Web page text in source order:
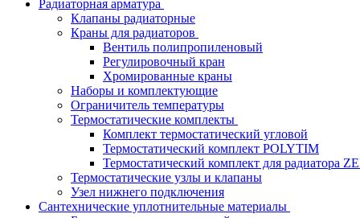
Радиаторная арматура
Клапаны радиаторные
Краны для радиаторов
Вентиль полипропиленовый
Регулировочный кран
Хромированные краны
Наборы и комплектующие
Ограничитель температуры
Термостатические комплекты
Комплект термостатический угловой
Термостатический комплект POLYTIM
Термостатический комплект для радиатора
Термостатические узлы и клапаны
Узел нижнего подключения
Сантехнические уплотнительные материалы